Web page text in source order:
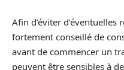
Afin d’éviter
fortement conseillé de
avant de commencer un
peuvent être sensibles à